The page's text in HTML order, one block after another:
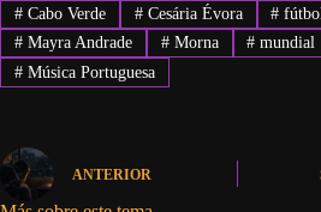
#Cabo Verde #Cesária Évora # fútbol
#Mayra Andrade #Morna # mundial
#Música Portuguesa
ANTERIOR